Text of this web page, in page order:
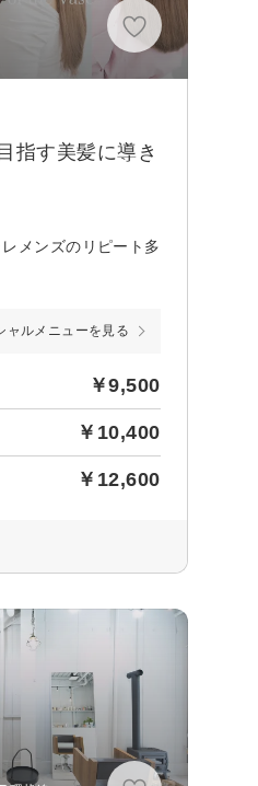
指す美髪に導き
メンズのリピート多
ャルメニューを見る
￥9,500
￥10,400
￥12,600